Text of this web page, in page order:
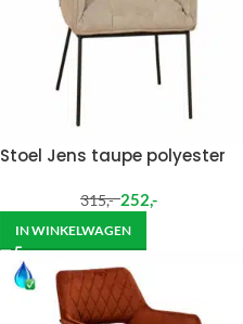
Stoel Jens taupe polyester
315,- 252,-
IN WINKELWAGEN